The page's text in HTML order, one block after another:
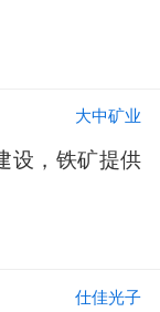
大中矿业
设，铁矿提供
仕佳光子